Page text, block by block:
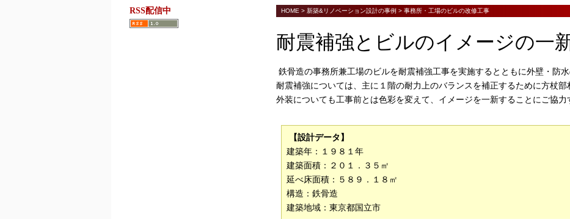
RSS配信中 HOME > 新築&リノベーション設計の事例 > 事務所・工場のビルの改修工事
耐震補強とビルのイメージの一
鉄骨造の事務所兼工場のビルを耐震補強工事を実施するとともに外壁・防水
耐震補強については、主に１階の耐力上のバランスを補正するために方杖部
外装についても工事前とは色彩を変えて、イメージを一新することにご協力
【設計データ】
建築年：１９８１年
建築面積：２０１．３５㎡
延べ床面積：５８９．１８㎡
構造：鉄骨造
建築地域：東京都国立市